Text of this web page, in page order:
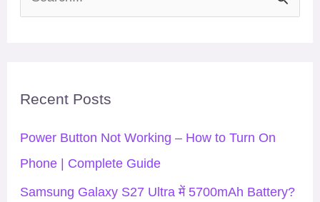
c
h
f
Recent Posts
Power Button Not Working – How to Turn On
Phone | Complete Guide
Samsung Galaxy S27 Ultra में 5700mAh Battery?